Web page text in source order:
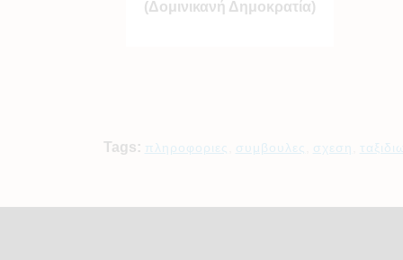
(Δομινικανή Δημοκρατία)
Tags: πληροφοριες συμβουλες σχεση